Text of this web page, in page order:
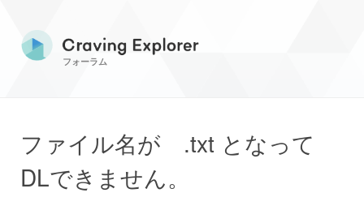
フォーラム
ファイル名が .txt となって
DLできません。